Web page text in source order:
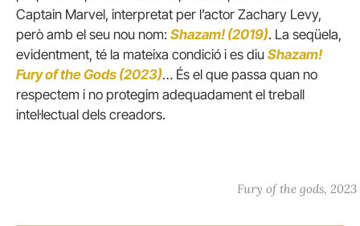
Captain Marvel, interpretat per l’actor Zachary Levy,
però amb el seu nou nom: Shazam! (2019). La seqüela,
evidentment, té la mateixa condició i es diu Shazam!
Fury of the Gods (2023)… És el que passa quan no
respectem i no protegim adequadament el treball
intel·lectual dels creadors.
Fury of the gods, 2023